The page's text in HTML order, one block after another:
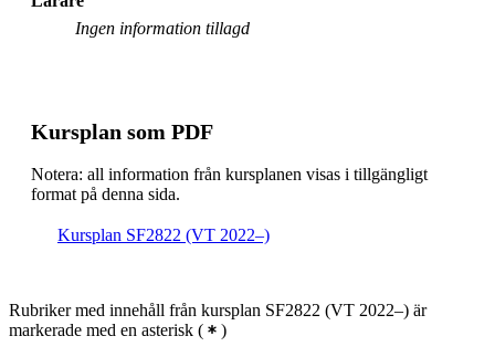
Masterprogram, systemteknik och robotik, åk 2, LDCS,
Masterprogram, matematik, åk 1, Valfri
Masterprogram, flyg- och rymdteknik, åk 1, Valfri
Masterprogram, information och nätverksteknologi, åk
1, Rekommenderad
Ingen information tillagd
Kursplan som PDF
Notera: all information från kursplanen visas i tillgängligt
format på denna sida.
Kursplan SF2822 (VT 2022–)
Rubriker med innehåll från kursplan SF2822 (VT 2022–) är
markerade med en asterisk ( )